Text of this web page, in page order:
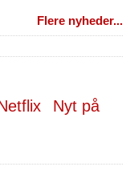
Flere nyheder...
Nyt på